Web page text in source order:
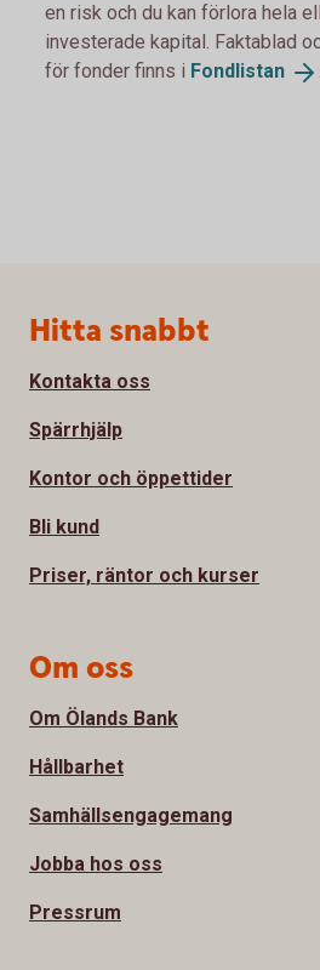
en risk och du kan förlora hela
investerade kapital. Faktablad
för fonder finns i Fondlistan
Sidfot
Hitta snabbt
Kontakta oss
Spärrhjälp
Kontor och öppettider
Bli kund
Priser, räntor och kurser
Om oss
Om Ölands Bank
Hållbarhet
Samhällsengagemang
Jobba hos oss
Pressrum